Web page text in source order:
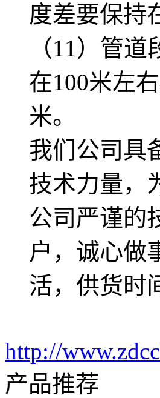
度差要保持
（11）管
在100米左
米。
我们公司具
技术力量，
公司严谨的
户，诚心做
活，供货时
http://
产品推荐